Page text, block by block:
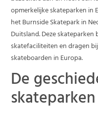
opmerkelijke skateparken in
het Burnside Skatepark in
Duitsland. Deze
skatefaciliteiten en dragen
skateboarden in Europa.
De